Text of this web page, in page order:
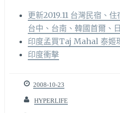
更新2019.11 台灣民宿、
台中、台南、韓國首爾、
印度孟買Taj Mahal 泰姬
印度衝擊
2008-10-23
HYPERLIFE